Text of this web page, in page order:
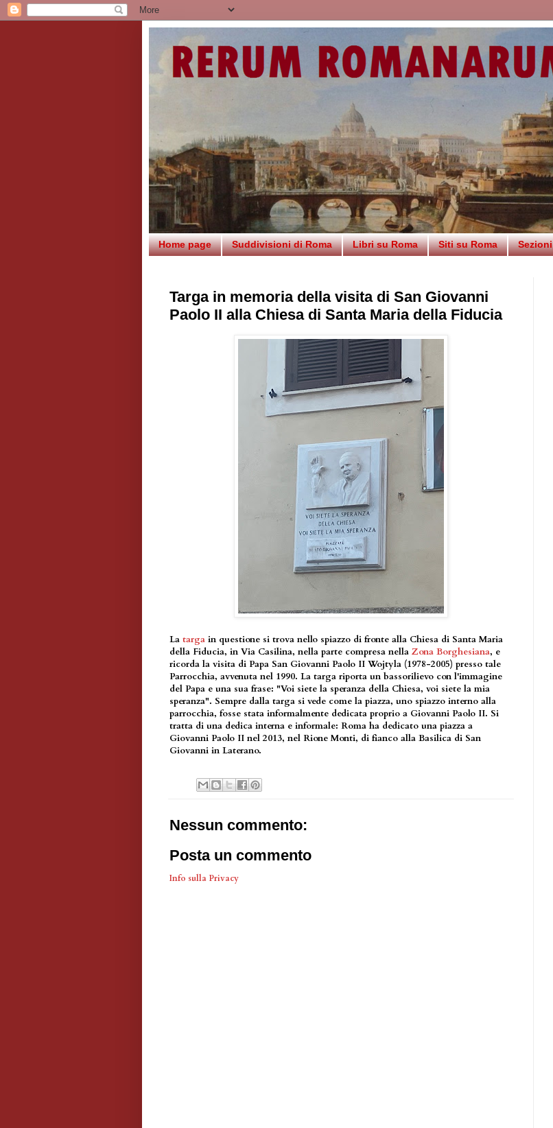
Home page Suddivisioni di Roma Libri su Roma Siti su Roma Sezioni
Targa in memoria della visita di San Giovanni
Paolo II alla Chiesa di Santa Maria della Fiducia
La targa in questione si trova nello spiazzo di fronte alla Chiesa di Santa Maria
della Fiducia, in Via Casilina, nella parte compresa nella Zona Borghesiana, e
ricorda la visita di Papa San Giovanni Paolo II Wojtyla (1978-2005) presso tale
Parrocchia, avvenuta nel 1990. La targa riporta un bassorilievo con l'immagine
del Papa e una sua frase: "Voi siete la speranza della Chiesa, voi siete la mia
speranza". Sempre dalla targa si vede come la piazza, uno spiazzo interno alla
parrocchia, fosse stata informalmente dedicata proprio a Giovanni Paolo II. Si
tratta di una dedica interna e informale: Roma ha dedicato una piazza a
Giovanni Paolo II nel 2013, nel Rione Monti, di fianco alla Basilica di San
Giovanni in Laterano.
Nessun commento:
Posta un commento
Info sulla Privacy